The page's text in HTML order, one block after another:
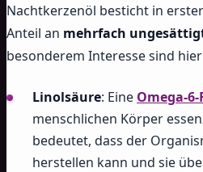
Nachtkerzenöl besticht in
Anteil an mehrfach
besonderem Interesse sind
Linolsäure: Eine Omega-
menschlichen Körper
bedeutet, dass der
herstellen kann und sie